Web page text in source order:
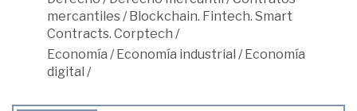
mercantiles/Blockchain. Fintech. Smart
Contracts. Corptech /
Economía /Economía industrial /Economía
digital /